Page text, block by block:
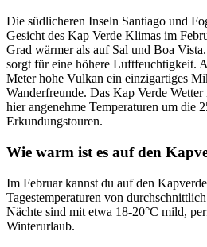
Die südlicheren Inseln Santiago und
Gesicht des Kap Verde Klimas im
Grad wärmer als auf Sal und Boa
sorgt für eine höhere Luftfeuchtigkeit.
Meter hohe Vulkan ein einzigartiges
Wanderfreunde. Das Kap Verde
hier angenehme Temperaturen um die
Erkundungstouren.
Wie warm ist es auf den
Im Februar kannst du auf den
Tagestemperaturen von
Nächte sind mit etwa 18-20°C mild,
Winterurlaub.